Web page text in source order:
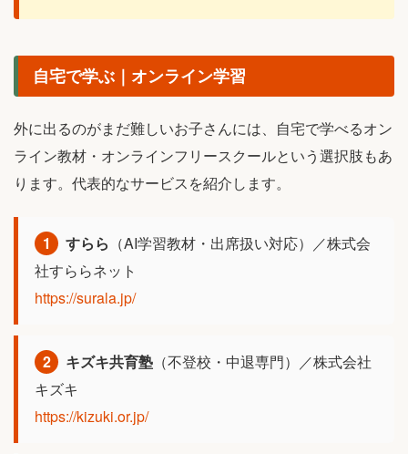
自宅で学ぶ｜オンライン学習
外に出るのがまだ難しいお子さんには、自宅で学べるオン
ライン教材・オンラインフリースクールという選択肢もあ
ります。代表的なサービスを紹介します。
1 すらら （AI学習教材・出席扱い対応）／株式会
社すららネット
https://surala.jp/
2 キズキ共育塾 （不登校・中退専門）／株式会社
キズキ
https://kizuki.or.jp/